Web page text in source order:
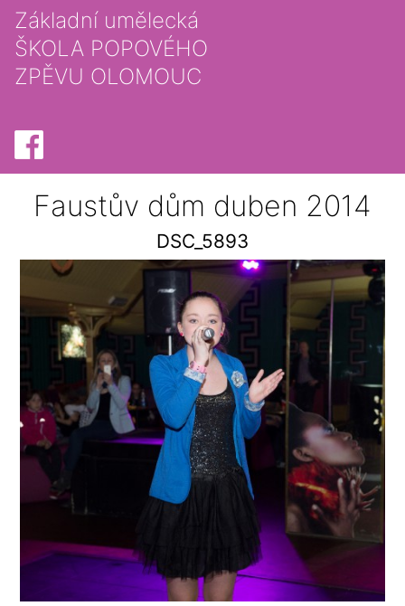
Základní umělecká
ŠKOLA POPOVÉHO
ZPĚVU OLOMOUC
Faustův dům duben 2014
DSC_5893